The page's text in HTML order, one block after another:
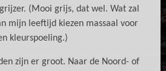
(Mooi grijs, dat wel. Wat zal
mijn leeftijd kiezen massaal voor
kleurspoeling.)
zijn er groot. Naar de Noord- of